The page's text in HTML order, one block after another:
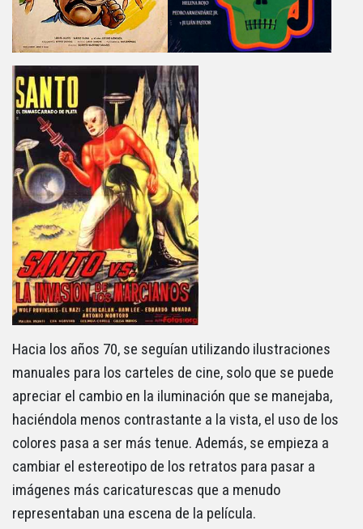
Hacia los años 70, se seguían utilizando ilustraciones
manuales para los carteles de cine, solo que se puede
apreciar el cambio en la iluminación que se manejaba,
haciéndola menos contrastante a la vista, el uso de los
colores pasa a ser más tenue. Además, se empieza a
cambiar el estereotipo de los retratos para pasar a
imágenes más caricaturescas que a menudo
representaban una escena de la película.